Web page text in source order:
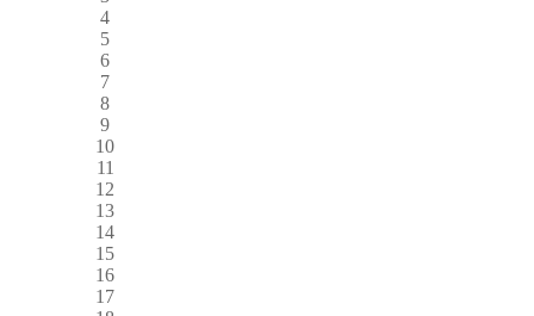
4
5
6
7
8
9
10
11
12
13
14
15
16
17